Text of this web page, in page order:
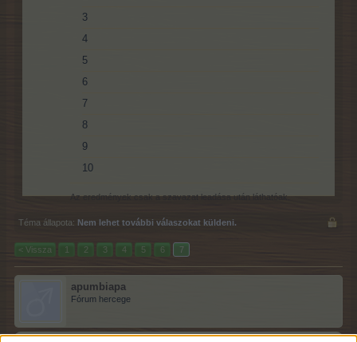
3
4
5
6
7
8
9
10
Az eredmények csak a szavazat leadása után láthatóak.
Téma állapota: Nem lehet további válaszokat küldeni.
< Vissza 1 2 3 4 5 6 7
apumbiapa
Fórum hercege